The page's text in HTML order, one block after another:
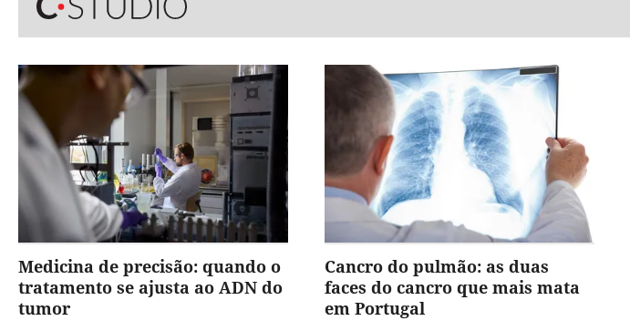
Medicina de precisão: quando o
tratamento se ajusta ao ADN do
tumor
Cancro do pulmão: as duas
faces do cancro que mais mata
em Portugal